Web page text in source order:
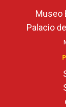
Museo
Palacio